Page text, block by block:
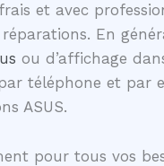
et avec
En
ou d’affichage
téléphone et
ASUS.
pour tous vos